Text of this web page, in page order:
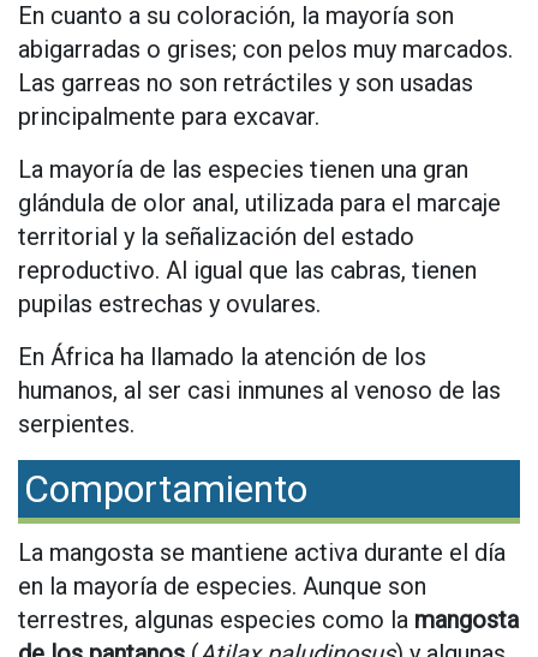
En cuanto a su coloración, la mayoría son
abigarradas o grises; con pelos muy marcados.
Las garreas no son retráctiles y son usadas
principalmente para excavar.
La mayoría de las especies tienen una gran
glándula de olor anal, utilizada para el marcaje
territorial y la señalización del estado
reproductivo. Al igual que las cabras, tienen
pupilas estrechas y ovulares.
En África ha llamado la atención de los
humanos, al ser casi inmunes al venoso de las
serpientes.
Comportamiento
La mangosta se mantiene activa durante el día
en la mayoría de especies. Aunque son
terrestres, algunas especies como la mangosta